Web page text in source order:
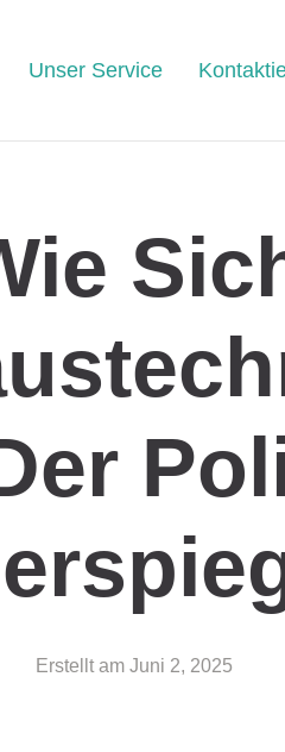
Unser Service
Erstellt am Juni 2, 2025